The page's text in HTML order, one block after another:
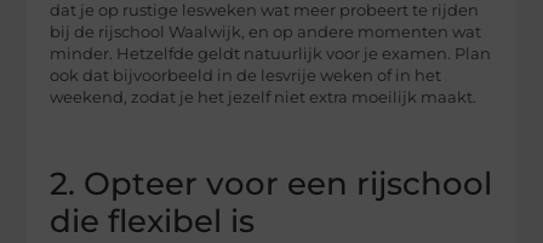
dat je op rustige lesweken wat meer probeert te rijden
bij de rijschool Waalwijk, en op andere momenten wat
minder. Hetzelfde geldt natuurlijk voor je examen. Plan
ook dat bijvoorbeeld in de lesvrije weken of in het
weekend, zodat je het jezelf niet extra moeilijk maakt.
2. Opteer voor een rijschool
die flexibel is